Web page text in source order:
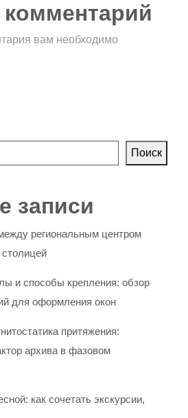
вам необходимо
Поиск
записи
региональным центром
столицей
и способы крепления: обзор
для оформления окон
притяжения:
архива в фазовом
как сочетать экскурсии,